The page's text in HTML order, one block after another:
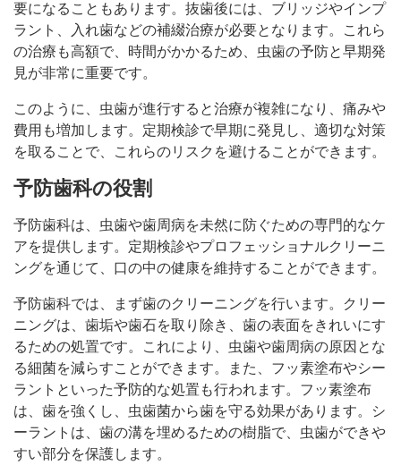
要になることもあります。抜歯後には、ブリッジやインプ
ラント、入れ歯などの補綴治療が必要となります。これら
の治療も高額で、時間がかかるため、虫歯の予防と早期発
見が非常に重要です。
このように、虫歯が進行すると治療が複雑になり、痛みや
費用も増加します。定期検診で早期に発見し、適切な対策
を取ることで、これらのリスクを避けることができます。
予防歯科の役割
予防歯科は、虫歯や歯周病を未然に防ぐための専門的なケ
アを提供します。定期検診やプロフェッショナルクリーニ
ングを通じて、口の中の健康を維持することができます。
予防歯科では、まず歯のクリーニングを行います。クリー
ニングは、歯垢や歯石を取り除き、歯の表面をきれいにす
るための処置です。これにより、虫歯や歯周病の原因とな
る細菌を減らすことができます。また、フッ素塗布やシー
ラントといった予防的な処置も行われます。フッ素塗布
は、歯を強くし、虫歯菌から歯を守る効果があります。シ
ーラントは、歯の溝を埋めるための樹脂で、虫歯ができや
すい部分を保護します。